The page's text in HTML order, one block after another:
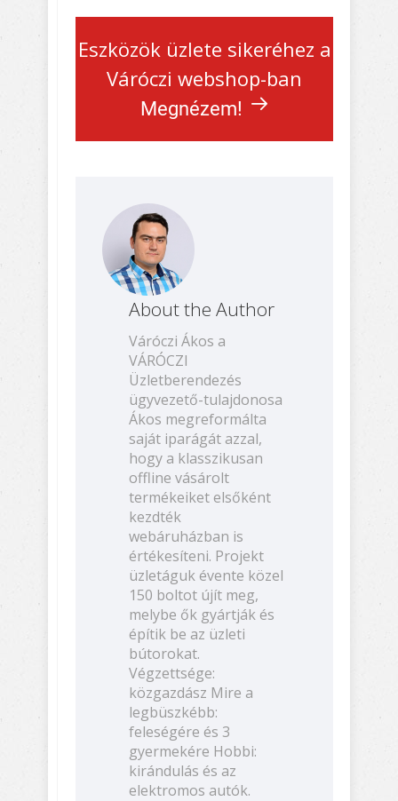
Eszközök üzlete sikeréhez a
Váróczi webshop-ban
Megnézem!
About the Author
Váróczi Ákos a
VÁRÓCZI
Üzletberendezés
ügyvezető-tulajdonosa
Ákos megreformálta
saját iparágát azzal,
hogy a klasszikusan
offline vásárolt
termékeiket elsőként
kezdték
webáruházban is
értékesíteni. Projekt
üzletáguk évente közel
150 boltot újít meg,
melybe ők gyártják és
építik be az üzleti
bútorokat.
Végzettsége:
közgazdász Mire a
legbüszkébb:
feleségére és 3
gyermekére Hobbi:
kirándulás és az
elektromos autók.